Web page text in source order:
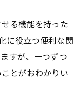
る機能を持った
に役立つ便利な関
すが、一つずつ
とがおわかりい